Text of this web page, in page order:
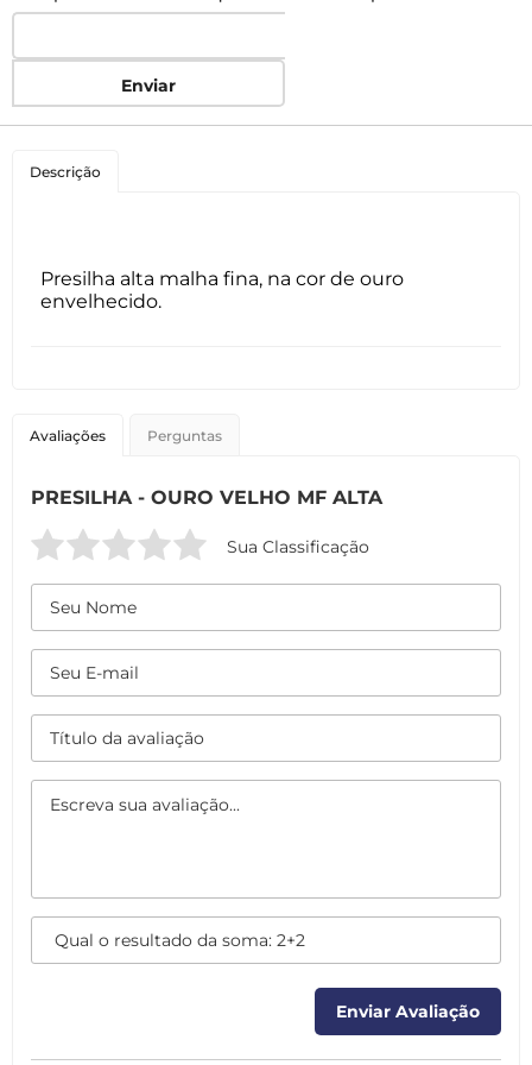
Enviar
Descrição
Presilha alta malha fina, na cor de ouro
envelhecido.
Avaliações Perguntas
PRESILHA - OURO VELHO MF ALTA
Sua Classificação